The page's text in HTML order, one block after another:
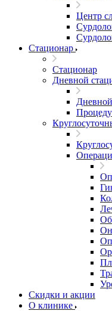
Центр
Стационар
Стационар
Дневной
Скидки и акции
О клинике